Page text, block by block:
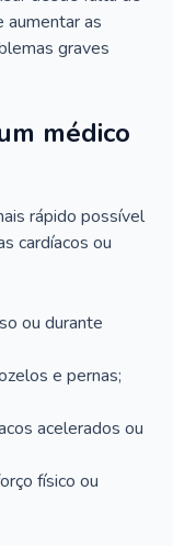
aumentar as
graves
médico
rápido possível
cardíacos ou
ou durante
e pernas;
acelerados ou
físico ou